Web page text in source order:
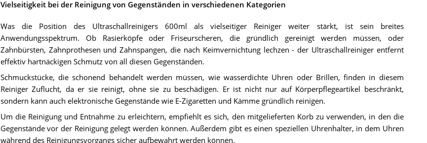
Vielseitigkeit bei der Reinigung von Gegenständen in verschiedenen Kategorien
Was die Position des Ultraschallreinigers 600ml als vielseitiger Reiniger weiter stärkt, ist sein breites
Anwendungsspektrum. Ob Rasierköpfe oder Friseurscheren, die gründlich gereinigt werden müssen, oder
Zahnbürsten, Zahnprothesen und Zahnspangen, die nach Keimvernichtung lechzen - der Ultraschallreiniger entfernt
effektiv hartnäckigen Schmutz von all diesen Gegenständen.
Schmuckstücke, die schonend behandelt werden müssen, wie wasserdichte Uhren oder Brillen, finden in diesem
Reiniger Zuflucht, da er sie reinigt, ohne sie zu beschädigen. Er ist nicht nur auf Körperpflegeartikel beschränkt,
sondern kann auch elektronische Gegenstände wie E-Zigaretten und Kämme gründlich reinigen.
Um die Reinigung und Entnahme zu erleichtern, empfiehlt es sich, den mitgelieferten Korb zu verwenden, in den die
Gegenstände vor der Reinigung gelegt werden können. Außerdem gibt es einen speziellen Uhrenhalter, in dem Uhren
während des Reinigungsvorgangs sicher aufbewahrt werden können.